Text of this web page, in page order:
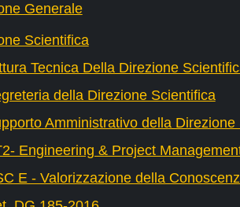
Generale
Scientifica
Tecnica Della Direzione
della Direzione Scientifica
Amministrativo della Direzione
Engineering & Project
E - Valorizzazione della